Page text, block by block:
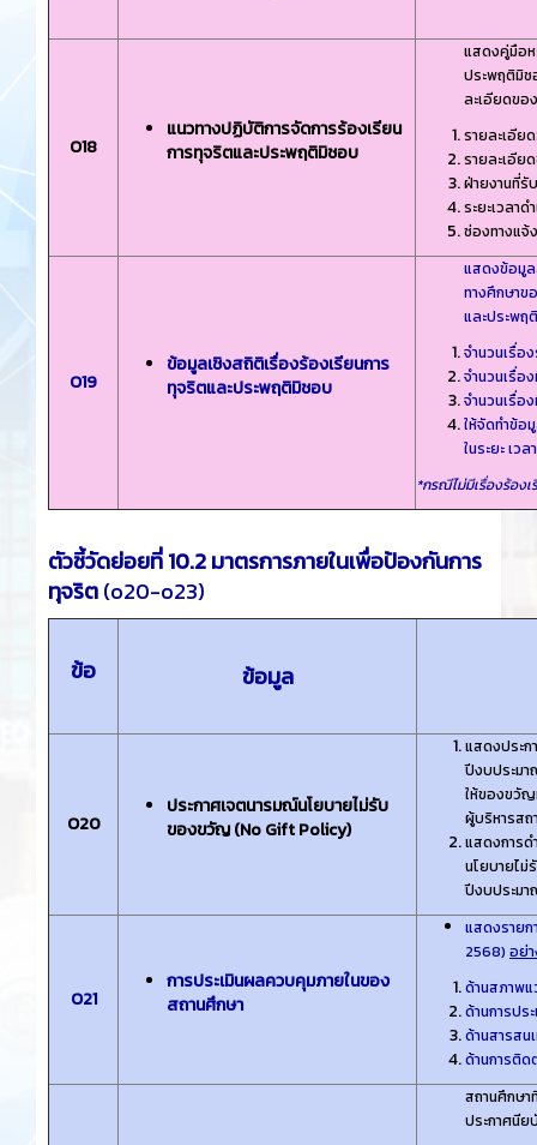
O18
แนวทางปฏิบัติการจัดการร้องเรียน
การทุจริตและประพฤติมิชอบ
แสดงคู่มือห
ประพฤติมิช
ละเอียดขอ
รายละเอีย
รายละเอีย
ฝ่ายงานที่รั
ระยะเวลาดํ
ช่องทางแจ้
O19
ข้อมูลเชิงสถิติเรื่องร้องเรียนการ
ทุจริตและประพฤติมิชอบ
แสดงข้อมูล
ทางศึกษาข
และประพ
จํานวนเรื่อ
จํานวนเรื่อ
จํานวนเรื่อ
ให้จัดทําข้อ
ในระยะ เ
*กรณีไม่มีเรื่องร้องเ
ตัวชี้วัดย่อยที่ 10.2 มาตรการภายในเพื่อป้องกันการ
ทุจริต(o20-o23)
ข้อ ข้อมูล
O20
ประกาศเจตนารมณ์นโยบายไม่รับ
ของขวัญ (No Gift Policy)
แสดงประ
ปีงบประมา
ให้ของขวัญ
ผู้บริหารส
แสดงการดํ
นโยบายไม่
ปีงบประม
O21
การประเมินผลควบคุมภายในของ
สถานศึกษา
แสดงราย
2568) อย่
ด้านสภาพ
ด้านการปร
ด้านสารสน
ด้านการติด
สถานศึกษา
ประกาศนี